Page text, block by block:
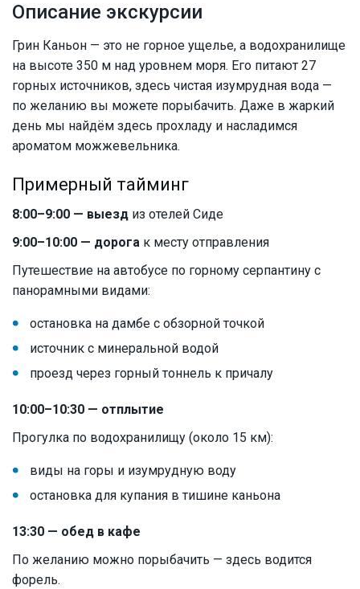
Описание экскурсии
Грин Каньон — это не горное ущелье, а водохранилище
на высоте 350 м над уровнем моря. Его питают 27
горных источников, здесь чистая изумрудная вода —
по желанию вы можете порыбачить. Даже в жаркий
день мы найдём здесь прохладу и насладимся
ароматом можжевельника.
Примерный тайминг
8:00–9:00 — выезд из отелей Сиде
9:00–10:00 — дорога к месту отправления
Путешествие на автобусе по горному серпантину с
панорамными видами:
остановка на дамбе с обзорной точкой
источник с минеральной водой
проезд через горный тоннель к причалу
10:00–10:30 — отплытие
Прогулка по водохранилищу (около 15 км):
виды на горы и изумрудную воду
остановка для купания в тишине каньона
13:30 — обед в кафе
По желанию можно порыбачить — здесь водится
форель.